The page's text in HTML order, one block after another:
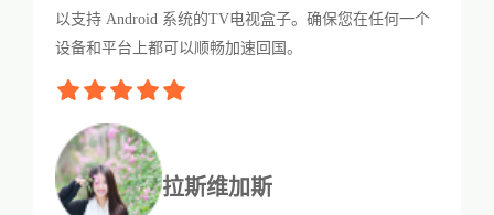
以支持 Android 系统的TV电视盒子。确保您在任何一个
设备和平台上都可以顺畅加速回国。
拉斯维加斯